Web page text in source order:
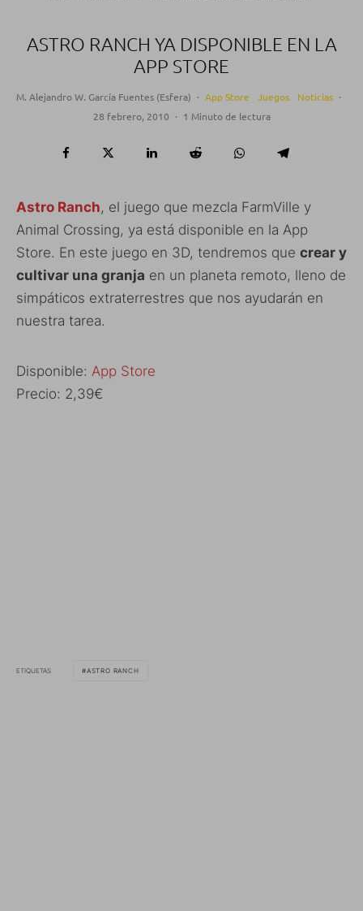
ASTRO RANCH YA DISPONIBLE EN LA
APP STORE
M. Alejandro W. García Fuentes (Esfera) · App Store Juegos Noticias ·
28 febrero, 2010 · 1 Minuto de lectura
Astro Ranch, el juego que mezcla FarmVille y
Animal Crossing, ya está disponible en la App
Store. En este juego en 3D, tendremos que crear y
cultivar una granja en un planeta remoto, lleno de
simpáticos extraterrestres que nos ayudarán en
nuestra tarea.
Disponible: App Store
Precio: 2,39€
ETIQUETAS ASTRO RANCH